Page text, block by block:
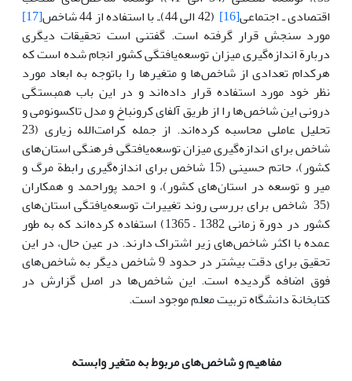
اقتصادی ـ اجتماعی[16] (42 الی 44)ـ با استفاده از 44 شاخص
[17]
مورد سنجش قرار گرفته است. گفتنی است تحقیقات دیگری
دربارة ‌اندازه‌گیری میزان توسعه‌یافتگی کشور انجام شده است که
هرکدام تعدادی از شاخص‌ها و متغیرها را باتوجه به ابعاد مورد
نظر خود مورد استفاده قرار داده‌اند و در این باب همبستگی
درونی این شاخص‌ها را از طریق آلفای کرونباخ و مدل تاکسونومی و
تحلیل عاملی محاسبه کرده‌اند. از جمله کرامت‌الله زیاری (23
شاخص برای‌ اندازه‌گیری میزان توسعه‌یافتگی فرهنگی استان‌های
کشور)، حاتم حسینی (15 شاخص برای‌ اندازه‌گیری رابطة مرگ و
میر و توسعه در استان‌های کشور)، و احمد پوراحمد و همکاران
(35 شاخص برای بررسی روند تغییرات توسعه‌یافتگی استان‌های
کشور در دورة زمانی 1382 – 1365) استفاده کرده‌اند که به طور
عمده با اکثر شاخص‌های زیر اشتراک دارند. در عین حال، در این
تحقیق برای دقت بیشتر در حدود 9 شاخص دیگر به شاخص‌های
فوق اضافه گردیده است. این شاخص‌ها در اصل گزارش در
کتابخانة دانشگاه تربیت معلم موجود است.
مفاهیم و شاخص‌های مربوط به متغیر وابسته